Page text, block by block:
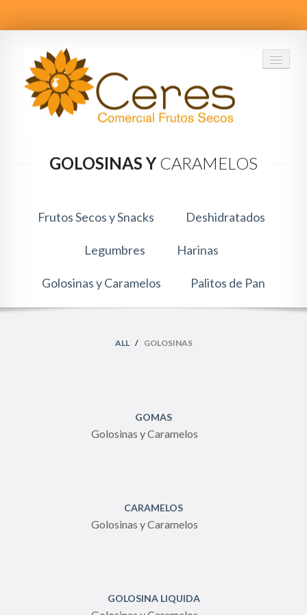
INICIO
PRODUCTOS
CONTACTO
GOLOSINAS YCARAMELOS
Frutos Secos y Snacks Deshidratados
Legumbres Harinas
Golosinas y Caramelos Palitos de Pan
ALL / GOLOSINAS
GOMAS
Golosinas y Caramelos
CARAMELOS
Golosinas y Caramelos
GOLOSINA LIQUIDA